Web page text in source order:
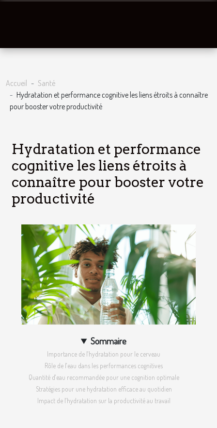
Accueil
Santé
Hydratation et performance cognitive les liens étroits à connaître
pour booster votre productivité
Hydratation et performance
cognitive les liens étroits à
connaître pour booster votre
productivité
Sommaire
Importance de l'hydratation pour le cerveau
Rôle de l'eau dans les performances cognitives
Quantité d'eau recommandée pour une cognition optimale
Stratégies pour une hydratation efficace au quotidien
Impact de l'hydratation sur la productivité au travail